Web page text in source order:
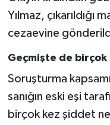
Yılmaz, çıkarıldığı
cezaevine
Geçmişte de
Soruşturma
sanığın eski eşi
birçok kez şiddet